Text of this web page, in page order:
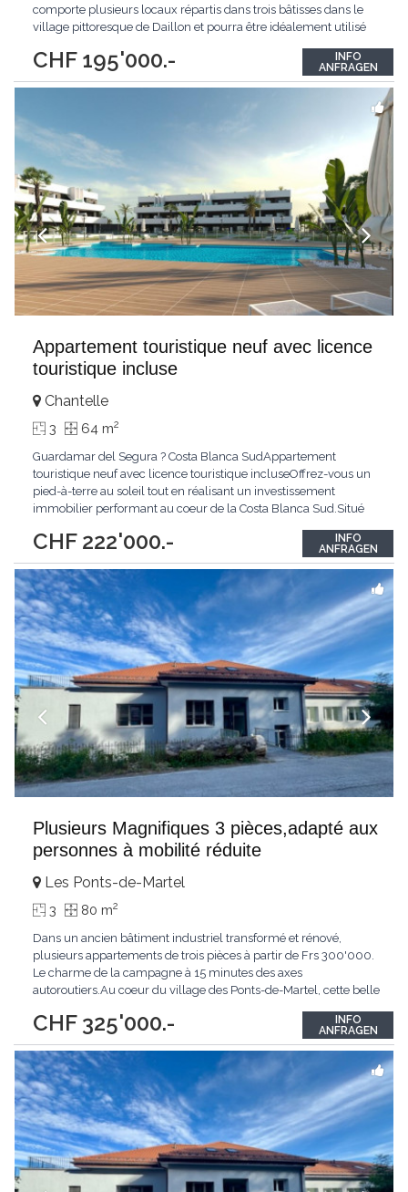
CHF 195'000.-
comporte plusieurs locaux répartis dans trois bâtisses dans le
village pittoresque de Daillon et pourra être idéalement utilisé
copropriété, l'appartement principal du rez est un 2,5 pièces,
avec une grande cave au sous-sol...
INFO
ANFRAGEN
Appartement touristique neuf avec licence
touristique incluse
CHF 222'000.-
Chantelle
3 64 m2
Guardamar del Segura ? Costa Blanca SudAppartement
touristique neuf avec licence touristique incluseOffrez-vous un
pied-à-terre au soleil tout en réalisant un investissement
immobilier performant au coeur de la Costa Blanca Sud.Situé
cet appartement neuf bénéficie d'un emplacement privilégié à
seulement 50 mètres de la Laguna de...
INFO
ANFRAGEN
Plusieurs Magnifiques 3 pièces,adapté aux
personnes à mobilité réduite
CHF 325'000.-
Les Ponts-de-Martel
3 80 m2
Dans un ancien bâtiment industriel transformé et rénové,
plusieurs appartements de trois pièces à partir de Frs 300'000.
Le charme de la campagne à 15 minutes des axes
autoroutiers.Au coeur du village des Ponts-de-Martel, cette belle
harmonie dans la magnifique Vallée des Ponts, vous offrant une
superbe vue sur le Creux-du Van, la nature,...
INFO
ANFRAGEN